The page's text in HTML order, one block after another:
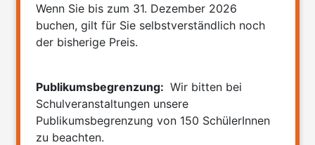
Wenn Sie bis zum 31. Dezember 2026
buchen, gilt für Sie selbstverständlich noch
der bisherige Preis.
Publikumsbegrenzung: Wir bitten bei
Schulveranstaltungen unsere
Publikumsbegrenzung von 150 SchülerInnen
zu beachten.